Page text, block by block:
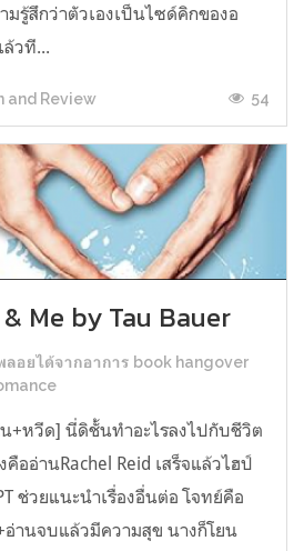
มรู้สึกว่าตัวเองเป็นไซด์คิกของอ
วที...
and Review 54
Me by Tau Bauer
ลอยได้จากอาการ book hangover
น+หวีด] นี่ดิชั้นทำอะไรลงไปกับชีวิต
ออ่านRachel Reid เสร็จแล้วไฮป์
ช่วยแนะนำเรื่องอื่นต่อ โจทย์คือ
อ่านจบแล้วมีความสุข นางก็โยน